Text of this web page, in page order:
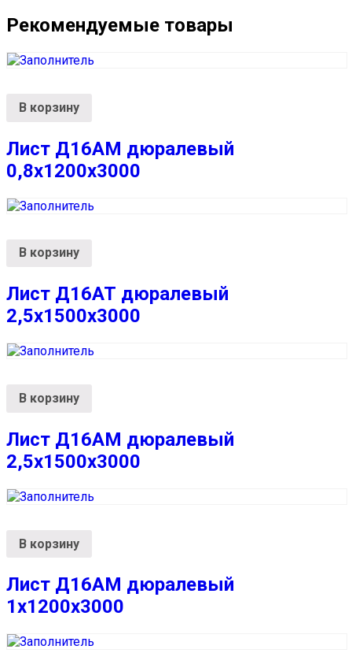
Рекомендуемые товары
В корзину
Лист Д16АМ дюралевый
0,8х1200х3000
В корзину
Лист Д16АТ дюралевый
2,5х1500х3000
В корзину
Лист Д16АМ дюралевый
2,5х1500х3000
В корзину
Лист Д16АМ дюралевый
1х1200х3000